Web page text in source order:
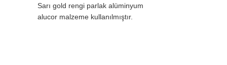
Sarı gold rengi parlak alüminyum
alucor malzeme kullanılmıştır.